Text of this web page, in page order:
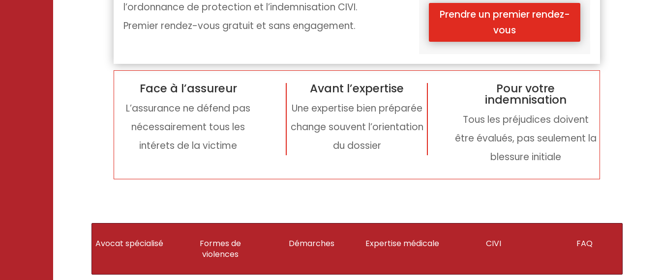
l’ordonnance de protection et l’indemnisation CIVI.
Premier rendez-vous gratuit et sans engagement.
Prendre un premier rendez-
vous
Face à l’assureur
L’assurance ne défend pas
nécessairement tous les
intérets de la victime
Avant l’expertise
Une expertise bien préparée
change souvent l’orientation
du dossier
Pour votre
indemnisation
Tous les préjudices doivent
être évalués, pas seulement la
blessure initiale
Avocat spécialisé
Formes de
violences
Démarches Expertise médicale CIVI FAQ